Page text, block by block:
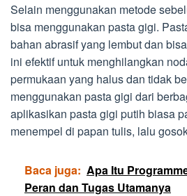
Selain menggunakan metode
bisa menggunakan pasta gigi.
bahan abrasif yang lembut dan
ini efektif untuk menghilangkan
permukaan yang halus dan tidak
menggunakan pasta gigi dari
aplikasikan pasta gigi putih biasa
menempel di papan tulis, lalu
Baca juga: Apa Itu
Peran dan Tugas Utamanya